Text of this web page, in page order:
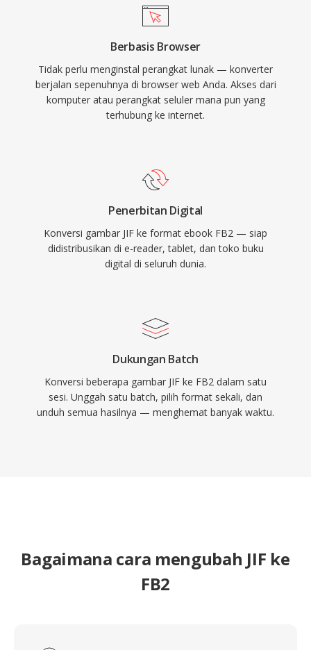
Berbasis Browser
Tidak perlu menginstal perangkat lunak — konverter
berjalan sepenuhnya di browser web Anda. Akses dari
komputer atau perangkat seluler mana pun yang
terhubung ke internet.
Penerbitan Digital
Konversi gambar JIF ke format ebook FB2 — siap
didistribusikan di e-reader, tablet, dan toko buku
digital di seluruh dunia.
Dukungan Batch
Konversi beberapa gambar JIF ke FB2 dalam satu
sesi. Unggah satu batch, pilih format sekali, dan
unduh semua hasilnya — menghemat banyak waktu.
Bagaimana cara mengubah JIF ke
FB2